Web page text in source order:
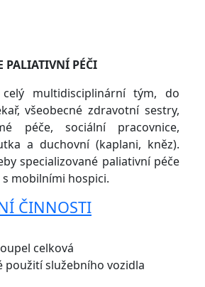
PALIATIVNÍ PÉČI
multidisciplinární tým, do
všeobecné zdravotní sestry,
péče, sociální pracovnice,
a duchovní (kaplani, kněz).
specializované paliativní péče
mobilními hospici.
ČINNOSTI
celková
použití služebního vozidla